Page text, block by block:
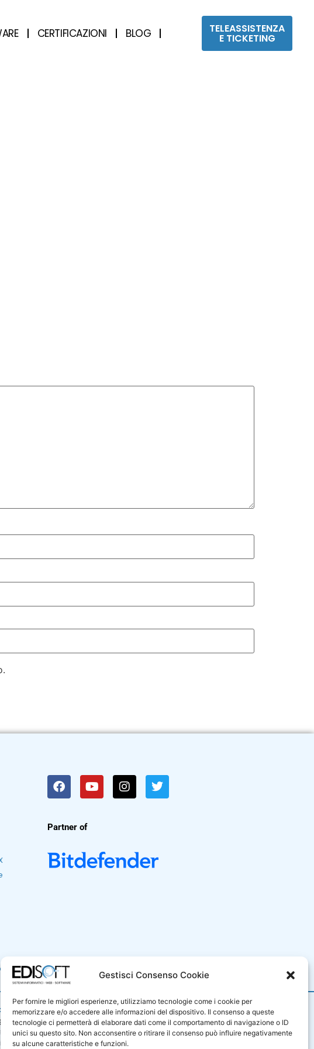
Gestisci Consenso Cookie
Per fornire le migliori esperienze, utilizziamo tecnologie come i cookie per
memorizzare e/o accedere alle informazioni del dispositivo. Il consenso a queste
tecnologie ci permetterà di elaborare dati come il comportamento di navigazione o ID
unici su questo sito. Non acconsentire o ritirare il consenso può influire negativamente
su alcune caratteristiche e funzioni.
CERTIFICAZIONI
BLOG
TELEASSISTENZA
E TICKETING
Partner of
Generali di Vendita
ISO 9001
e sviluppo di sistemi e prodotti
erogazione di servizi professionali nel
sono certificati in base alla